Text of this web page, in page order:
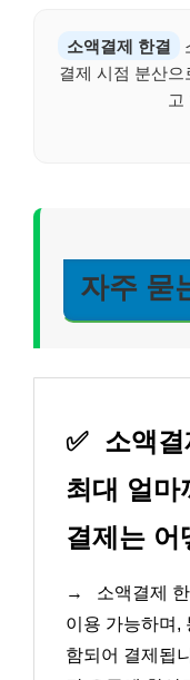
소액결제 한결
결제 시점 분산
자주 묻
✅ 소액
최대 얼마
결제는 어
→
소액결제
이용 가능하며,
함되어 결제됩